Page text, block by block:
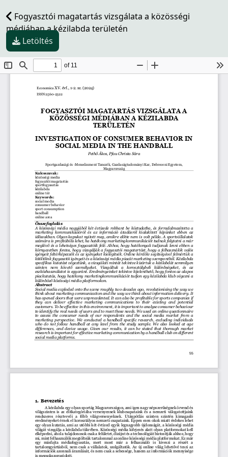
Fogyasztói magatartás vizsgálata a közösségi
médiában a kézilabda területén
Letöltés